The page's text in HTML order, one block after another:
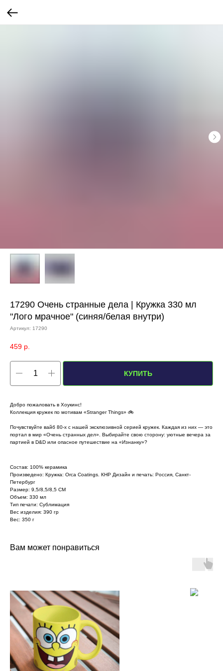
17290 Очень странные дела | Кружка 330 мл
"Лого мрачное" (синяя/белая внутри)
Артикул: 17290
459 р.
КУПИТЬ
Добро пожаловать в Хоукинс!
Коллекция кружек по мотивам «Stranger Things» 🚲
Почувствуйте вайб 80-х с нашей эксклюзивной серией кружек. Каждая из них — это
портал в мир «Очень странных дел». Выбирайте свою сторону: уютные вечера за
партией в D&D или опасное путешествие на «Изнанку»?
Состав: 100% керамика
Произведено: Кружка: Orca Coatings. КНР Дизайн и печать: Россия, Санкт-
Петербург
Размер: 9,5/8,5/8,5 СМ
Объем: 330 мл
Тип печати: Сублимация
Вес изделия: 390 гр
Вес: 350 г
Вам может понравиться